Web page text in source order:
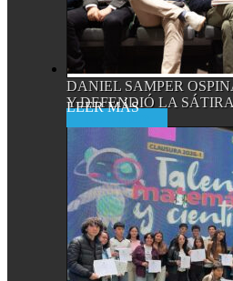
DANIEL SAMPER
Y DEFENDIÓ LA